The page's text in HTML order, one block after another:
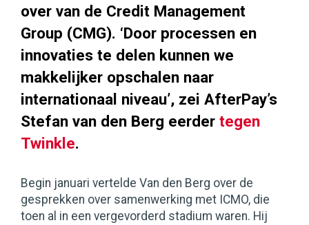
over van de Credit Management
Group (CMG). ‘Door processen en
innovaties te delen kunnen we
makkelijker opschalen naar
internationaal niveau’, zei AfterPay’s
Stefan van den Berg eerder tegen
Twinkle.
Begin januari vertelde Van den Berg over de
gesprekken over samenwerking met ICMO, die
toen al in een vergevorderd stadium waren. Hij